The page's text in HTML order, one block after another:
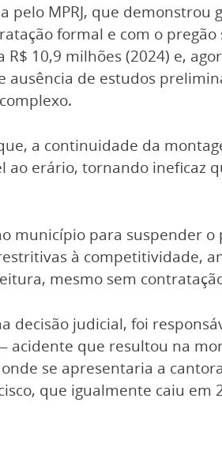
MPRJ, que
formal e com o
10,9 milhões (2024) e,
de estudos
a continuidade da
erário, tornando ineficaz
município para suspender
à competitividade,
mesmo sem
decisão judicial, foi
acidente que resultou na
se apresentaria a
que igualmente caiu em